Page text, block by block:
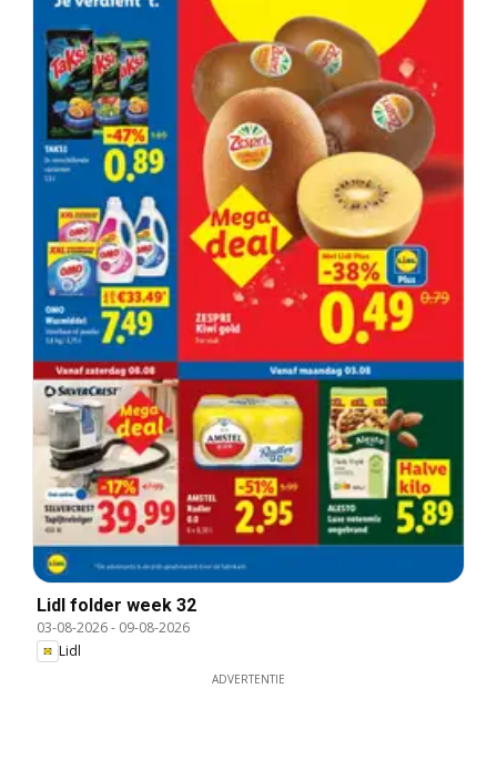
Lidl folder week 32
03-08-2026- 09-08-2026
Lidl
ADVERTENTIE